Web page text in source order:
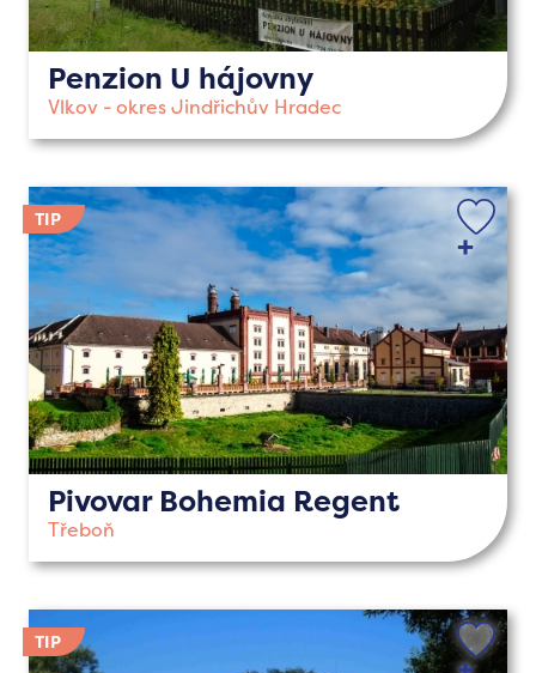
Penzion U hájovny
Vlkov - okres Jindřichův Hradec
Pivovar Bohemia Regent
Třeboň